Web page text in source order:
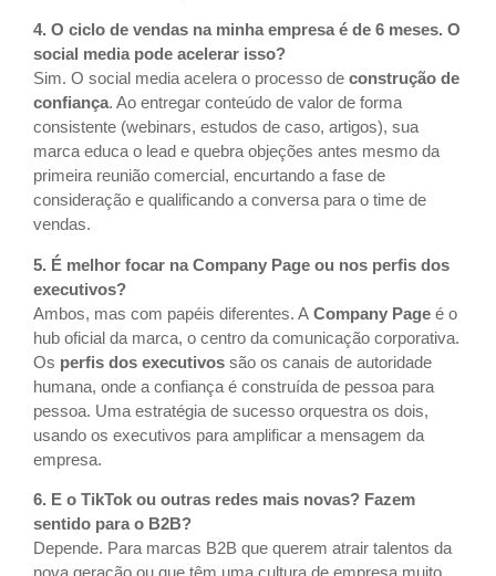
4. O ciclo de vendas na minha empresa é de 6 meses. O
social media pode acelerar isso?
Sim. O social media acelera o processo de construção de
confiança. Ao entregar conteúdo de valor de forma
consistente (webinars, estudos de caso, artigos), sua
marca educa o lead e quebra objeções antes mesmo da
primeira reunião comercial, encurtando a fase de
consideração e qualificando a conversa para o time de
vendas.
5. É melhor focar na Company Page ou nos perfis dos
executivos?
Ambos, mas com papéis diferentes. A Company Page é o
hub oficial da marca, o centro da comunicação corporativa.
Os perfis dos executivos são os canais de autoridade
humana, onde a confiança é construída de pessoa para
pessoa. Uma estratégia de sucesso orquestra os dois,
usando os executivos para amplificar a mensagem da
empresa.
6. E o TikTok ou outras redes mais novas? Fazem
sentido para o B2B?
Depende. Para marcas B2B que querem atrair talentos da